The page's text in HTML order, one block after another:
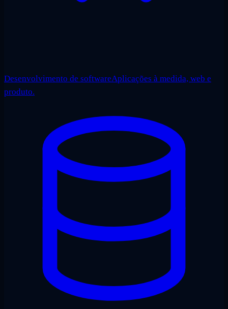
Desenvolvimento de softwareAplicações à medida, web e
produto.